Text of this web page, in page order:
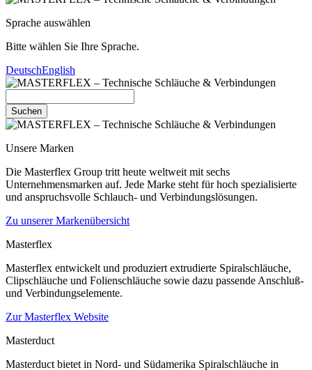
Sprache auswählen
Bitte wählen Sie Ihre Sprache.
DeutschEnglish
Suchen
Unsere Marken
Die Masterflex Group tritt heute weltweit mit sechs
Unternehmensmarken auf. Jede Marke steht für hoch spezialisierte
und anspruchsvolle Schlauch- und Verbindungslösungen.
Zu unserer Markenübersicht
Masterflex
Masterflex entwickelt und produziert extrudierte Spiralschläuche,
Clipschläuche und Folienschläuche sowie dazu passende Anschluß-
und Verbindungselemente.
Zur Masterflex Website
Masterduct
Masterduct bietet in Nord- und Südamerika Spiralschläuche in